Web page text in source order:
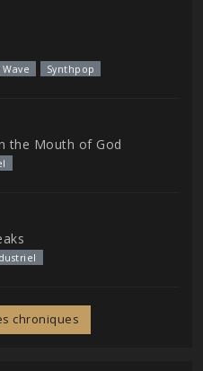
Synthpop
the Mouth of God
chroniques